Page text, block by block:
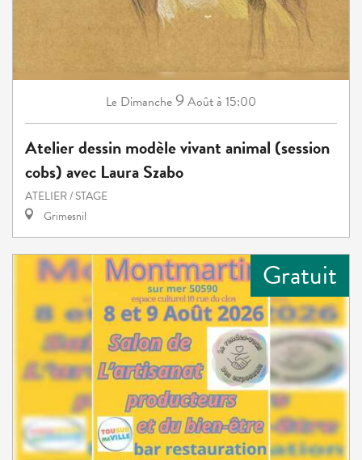
Le Dimanche9Aoûtà 15:00
Atelier dessin modèle vivant animal (session
cobs) avec Laura Szabo
ATELIER / STAGE
Grimesnil
Gratuit